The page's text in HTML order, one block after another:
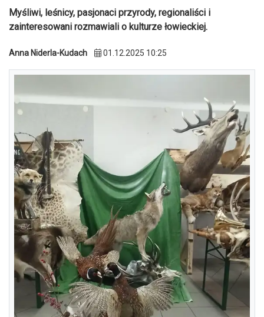
Myśliwi, leśnicy, pasjonaci przyrody, regionaliści i
zainteresowani rozmawiali o kulturze łowieckiej.
Anna Niderla-Kudach 01.12.2025 10:25